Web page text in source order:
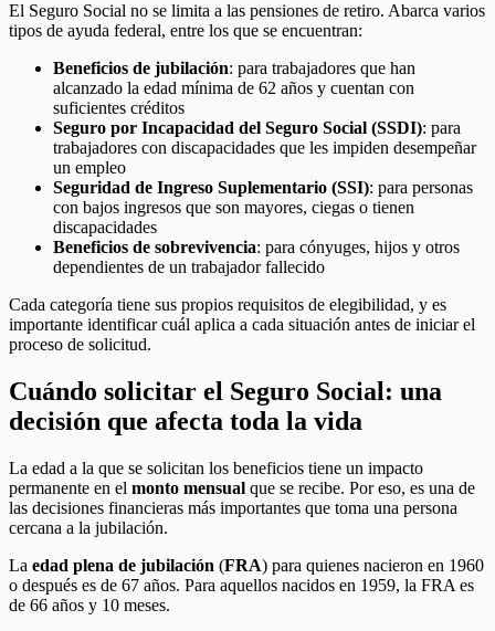
El Seguro Social no se limita a las pensiones de retiro. Abarca varios
tipos de ayuda federal, entre los que se encuentran:
Beneficios de jubilación: para trabajadores que han
alcanzado la edad mínima de 62 años y cuentan con
suficientes créditos
Seguro por Incapacidad del Seguro Social (SSDI): para
trabajadores con discapacidades que les impiden desempeñar
un empleo
Seguridad de Ingreso Suplementario (SSI): para personas
con bajos ingresos que son mayores, ciegas o tienen
discapacidades
Beneficios de sobrevivencia: para cónyuges, hijos y otros
dependientes de un trabajador fallecido
Cada categoría tiene sus propios requisitos de elegibilidad, y es
importante identificar cuál aplica a cada situación antes de iniciar el
proceso de solicitud.
Cuándo solicitar el Seguro Social: una
decisión que afecta toda la vida
La edad a la que se solicitan los beneficios tiene un impacto
permanente en el monto mensual que se recibe. Por eso, es una de
las decisiones financieras más importantes que toma una persona
cercana a la jubilación.
La edad plena de jubilación (FRA) para quienes nacieron en 1960
o después es de 67 años. Para aquellos nacidos en 1959, la FRA es
de 66 años y 10 meses.